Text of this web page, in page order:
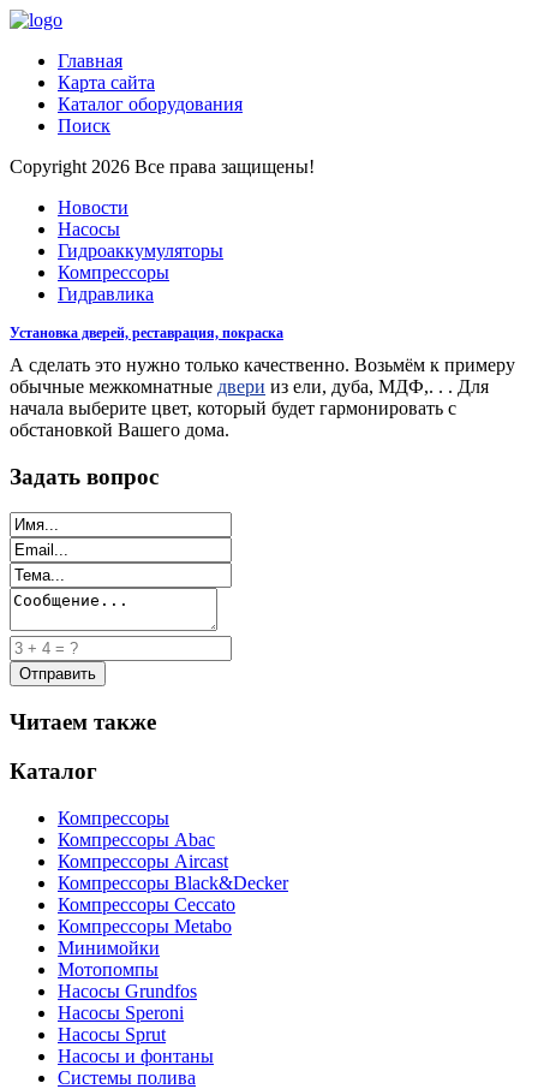
Главная
Карта сайта
Каталог оборудования
Поиск
Copyright 2026 Все права защищены!
Новости
Насосы
Гидроаккумуляторы
Компрессоры
Гидравлика
Установка дверей, реставрация, покраска
А сделать это нужно только качественно. Возьмём к примеру
обычные межкомнатные двери из ели, дуба, МДФ,. . . Для
начала выберите цвет, который будет гармонировать с
обстановкой Вашего дома.
Задать вопрос
Читаем также
Каталог
Компрессоры
Компрессоры Abac
Компрессоры Aircast
Компрессоры Black&Decker
Компрессоры Ceccato
Компрессоры Metabo
Минимойки
Мотопомпы
Насосы Grundfos
Насосы Speroni
Насосы Sprut
Насосы и фонтаны
Системы полива